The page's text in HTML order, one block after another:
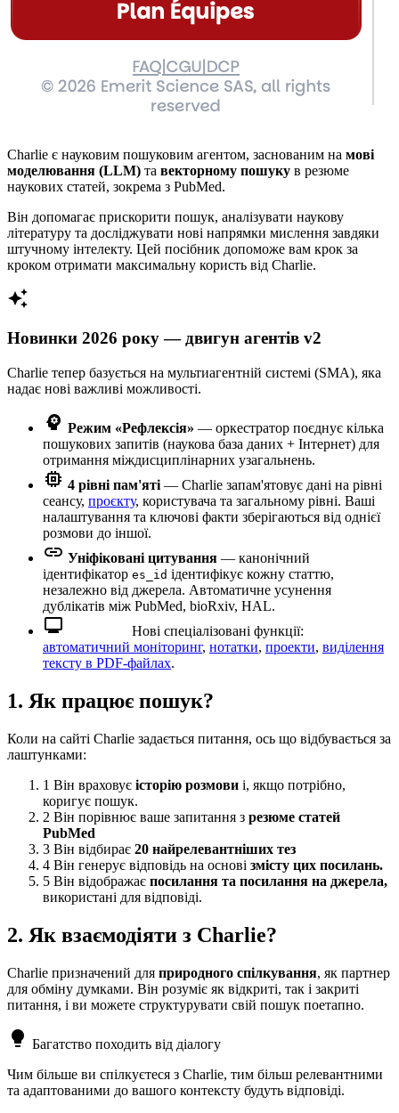
Charlie є науковим пошуковим агентом, заснованим на мові
моделювання (LLM) та векторному пошуку в резюме
наукових статей, зокрема з PubMed.
Він допомагає прискорити пошук, аналізувати наукову
літературу та досліджувати нові напрямки мислення завдяки
штучному інтелекту. Цей посібник допоможе вам крок за
кроком отримати максимальну користь від Charlie.
auto_awesome
Новинки 2026 року — двигун агентів v2
Charlie тепер базується на мультиагентній системі (SMA), яка
надає нові важливі можливості.
psychology Режим «Рефлексія» — оркестратор поєднує кілька
пошукових запитів (наукова база даних + Інтернет) для
отримання міждисциплінарних узагальнень.
memory 4 рівні пам'яті — Charlie запам'ятовує дані на рівні
сеансу, проєкту, користувача та загальному рівні. Ваші
налаштування та ключові факти зберігаються від однієї
розмови до іншої.
link Уніфіковані цитування — канонічний
ідентифікатор es_id ідентифікує кожну статтю,
незалежно від джерела. Автоматичне усунення
дублікатів між PubMed, bioRxiv, HAL.
monitoring
Нові спеціалізовані функції:
автоматичний моніторинг, нотатки, проекти, виділення
тексту в PDF-файлах.
1. Як працює пошук?
Коли на сайті Charlie задається питання, ось що відбувається за
лаштунками:
1 Він враховує історію розмови і, якщо потрібно,
коригує пошук.
2 Він порівнює ваше запитання з резюме статей
PubMed
3 Він відбирає 20 найрелевантніших тез
4 Він генерує відповідь на основі змісту цих посилань.
5 Він відображає посилання та посилання на джерела,
використані для відповіді.
2. Як взаємодіяти з Charlie?
Charlie призначений для природного спілкування, як партнер
для обміну думками. Він розуміє як відкриті, так і закриті
питання, і ви можете структурувати свій пошук поетапно.
lightbulb Багатство походить від діалогу
Чим більше ви спілкуєтеся з Charlie, тим більш релевантними
та адаптованими до вашого контексту будуть відповіді.